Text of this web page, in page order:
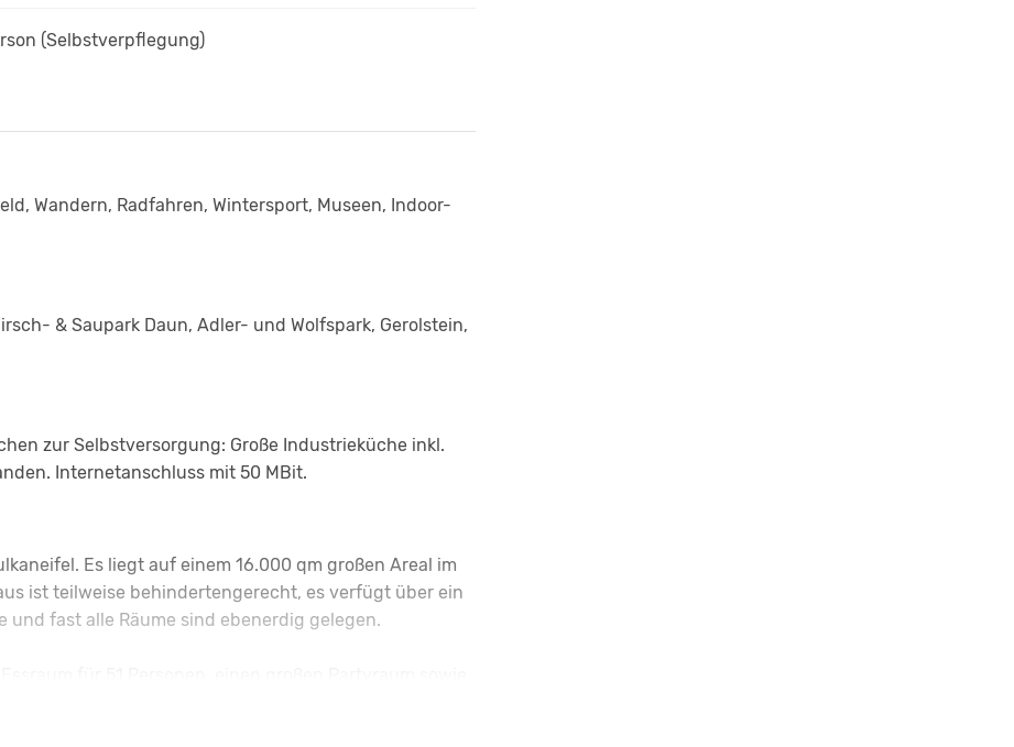
(Selbstverpflegung)
Wandern, Radfahren, Wintersport, Museen, Indoor-
& Saupark Daun, Adler- und Wolfspark, Gerolstein,
zur Selbstversorgung: Große Industrieküche inkl.
Internetanschluss mit 50 MBit.
Es liegt auf einem 16.000 qm großen Areal im
ist teilweise behindertengerecht, es verfügt über ein
und fast alle Räume sind ebenerdig gelegen.